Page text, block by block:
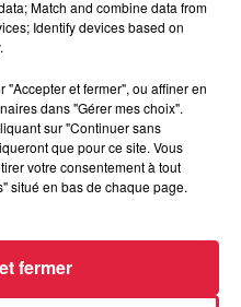
à Strasbourg :
: rencontre
Match and combine data from
Identify devices based on
et fermer", ou affiner en
dans "Gérer mes choix".
sur "Continuer sans
que pour ce site. Vous
votre consentement à tout
situé en bas de chaque page.
fermer